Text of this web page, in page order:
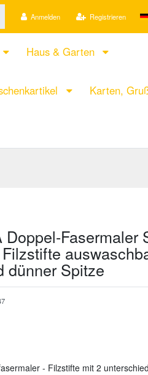
Anmelden Registrieren
Haus & Garten
Karten,
Doppel-Fasermaler
dünner Spitze
- Filzstifte mit 2